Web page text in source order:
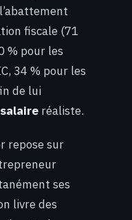
fiscale (71
% pour les
34 % pour les
de lui
réaliste.
repose sur
ses
livre des